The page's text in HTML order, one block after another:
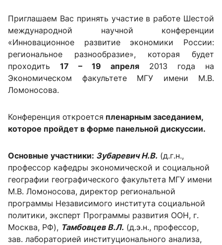
Приглашаем Вас принять участие в работе Шестой
международной научной конференции
«Инновационное развитие экономики России:
региональное разнообразие», которая будет
проходить 17 – 19 апреля 2013 года на
Экономическом факультете МГУ имени М.В.
Ломоносова.
Конференция откроется пленарным заседанием,
которое пройдет в форме панельной дискуссии.
Основные участники: Зубаревич Н.В. (д.г.н.,
профессор кафедры экономической и социальной
географии географического факультета МГУ имени
М.В. Ломоносова, директор региональной
программы Независимого института социальной
политики, эксперт Программы развития ООН, г.
Москва, РФ), Тамбовцев В.Л. (д.э.н., профессор,
зав. лабораторией институционального анализа,